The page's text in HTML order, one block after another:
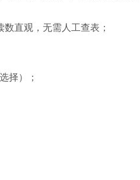
直观，无需人工查表；
择）；